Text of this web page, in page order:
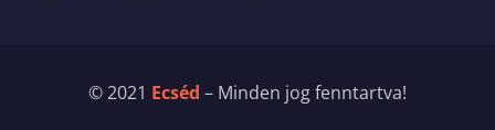
© 2021 Ecséd – Minden jog fenntartva!